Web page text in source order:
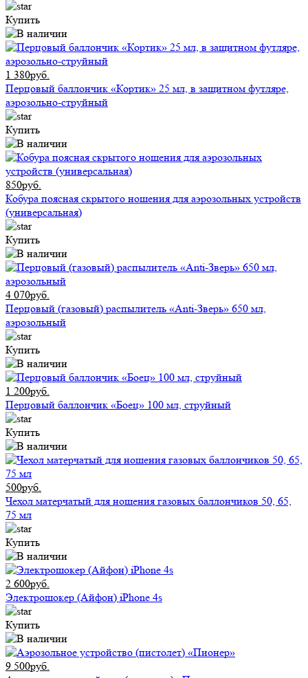
Купить
1 380руб.
Перцовый баллончик «Кортик» 25 мл, в защитном футляре,
аэрозольно-струйный
Купить
850руб.
Кобура поясная скрытого ношения для аэрозольных устройств
(универсальная)
Купить
4 070руб.
Перцовый (газовый) распылитель «Anti-Зверь» 650 мл,
аэрозольный
Купить
1 200руб.
Перцовый баллончик «Боец» 100 мл, струйный
Купить
500руб.
Чехол матерчатый для ношения газовых баллончиков 50, 65,
75 мл
Купить
2 600руб.
Электрошокер (Айфон) iPhone 4s
Купить
9 500руб.